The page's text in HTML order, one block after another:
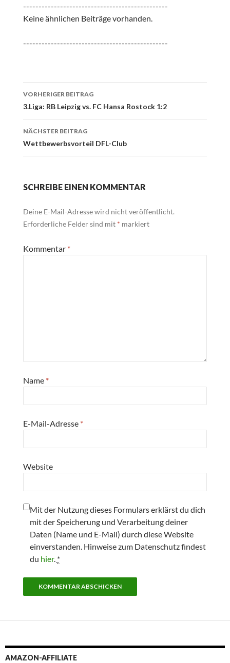
-----------------------------------------------
Keine ähnlichen Beiträge vorhanden.
-----------------------------------------------
Beitrags-
Navigation
VORHERIGER BEITRAG
3.Liga: RB Leipzig vs. FC Hansa Rostock 1:2
NÄCHSTER BEITRAG
Wettbewerbsvorteil DFL-Club
SCHREIBE EINEN KOMMENTAR
Deine E-Mail-Adresse wird nicht veröffentlicht.
Erforderliche Felder sind mit * markiert
Kommentar *
Name *
E-Mail-Adresse *
Website
Mit der Nutzung dieses Formulars erklärst du dich
mit der Speicherung und Verarbeitung deiner
Daten (Name und E-Mail) durch diese Website
einverstanden. Hinweise zum Datenschutz findest
du hier. *
AMAZON-AFFILIATE